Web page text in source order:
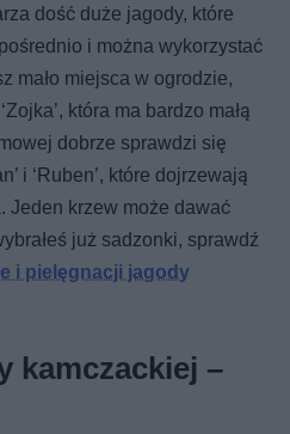
dość duże jagody, które
i można wykorzystać
mało miejsca w ogrodzie,
która ma bardzo małą
dobrze sprawdzi się
i ‘Ruben’, które dojrzewają
Jeden krzew może dawać
już sadzonki, sprawdź
i pielęgnacji jagody
kamczackiej –